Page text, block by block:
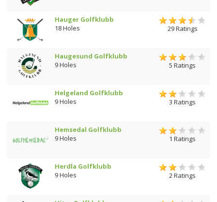
Hauger Golfklubb
18 Holes
29 Ratings
Haugesund Golfklubb
9 Holes
5 Ratings
Helgeland Golfklubb
9 Holes
3 Ratings
Hemsedal Golfklubb
9 Holes
1 Ratings
Herdla Golfklubb
9 Holes
2 Ratings